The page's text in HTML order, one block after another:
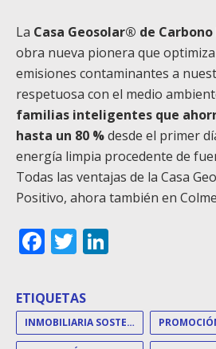
La Casa Geosolar® de
obra nueva pionera que
emisiones contaminantes a
respetuosa con el medio
familias inteligentes que
hasta un 80 %desde el primer
energía limpia procedente de
Todas las ventajas de la Casa
Positivo, ahora también en
Facebook
Twitter
ETIQUETAS
INMOBILIARIA SOSTENIBLE